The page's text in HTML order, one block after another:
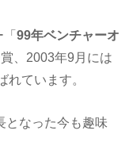
「99年ベンチャーオ
、2003年9月には
れています。
となった今も趣味